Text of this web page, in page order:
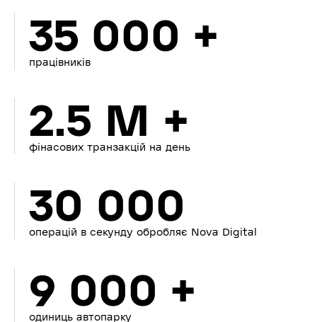
35 000 +
працівників
2.5 M +
фінасових транзакцій на день
30 000
операцій в секунду обробляє Nova Digital
9 000 +
одиниць автопарку